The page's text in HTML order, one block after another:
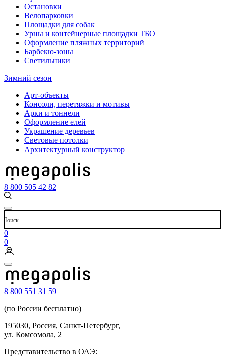
Остановки
Велопарковки
Площадки для собак
Урны и контейнерные площадки ТБО
Оформление пляжных территорий
Барбекю-зоны
Светильники
Зимний сезон
Арт-объекты
Консоли, перетяжки и мотивы
Арки и тоннели
Оформление елей
Украшение деревьев
Световые потолки
Архитектурный конструктор
8 800 505 42 82
0
0
8 800 551 31 59
(по России бесплатно)
195030, Россия, Санкт-Петербург,
ул. Комсомола, 2
Представительство в ОАЭ: